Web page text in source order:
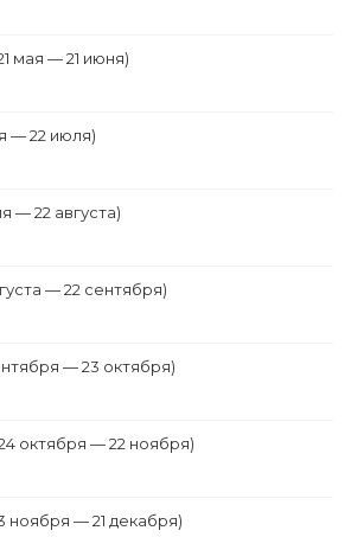
мая — 21 июня)
— 22 июля)
— 22 августа)
— 22 сентября)
— 23 октября)
октября — 22 ноября)
ноября — 21 декабря)